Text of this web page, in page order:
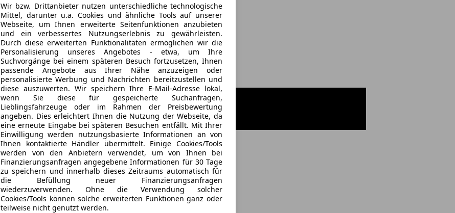
Wir bzw. Drittanbieter nutzen unterschiedliche technologische
Mittel, darunter u.a. Cookies und ähnliche Tools auf unserer
Webseite, um Ihnen erweiterte Seitenfunktionen anzubieten
und ein verbessertes Nutzungserlebnis zu gewährleisten.
Durch diese erweiterten Funktionalitäten ermöglichen wir die
Personalisierung unseres Angebotes - etwa, um Ihre
Suchvorgänge bei einem späteren Besuch fortzusetzen, Ihnen
passende Angebote aus Ihrer Nähe anzuzeigen oder
personalisierte Werbung und Nachrichten bereitzustellen und
diese auszuwerten. Wir speichern Ihre E-Mail-Adresse lokal,
wenn Sie diese für gespeicherte Suchanfragen,
Lieblingsfahrzeuge oder im Rahmen der Preisbewertung
angeben. Dies erleichtert Ihnen die Nutzung der Webseite, da
eine erneute Eingabe bei späteren Besuchen entfällt. Mit Ihrer
Einwilligung werden nutzungsbasierte Informationen an von
Ihnen kontaktierte Händler übermittelt. Einige Cookies/Tools
werden von den Anbietern verwendet, um von Ihnen bei
Finanzierungsanfragen angegebene Informationen für 30 Tage
zu speichern und innerhalb dieses Zeitraums automatisch für
die Befüllung neuer Finanzierungsanfragen
wiederzuverwenden. Ohne die Verwendung solcher
Cookies/Tools können solche erweiterten Funktionen ganz oder
teilweise nicht genutzt werden.